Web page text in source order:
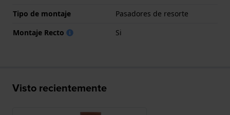
Tipo de montaje
Pasadores de resorte
Montaje Recto
Si
Visto recientemente